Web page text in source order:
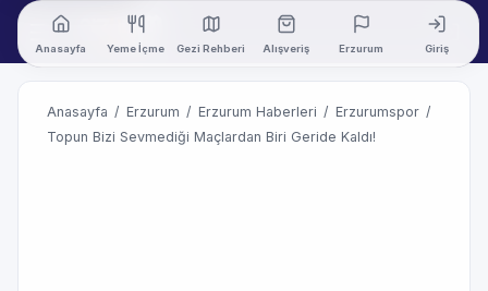
Anasayfa Yeme İçme Gezi Rehberi Alışveriş Erzurum Giriş
Anasayfa / Erzurum / Erzurum Haberleri / Erzurumspor /
Topun Bizi Sevmediği Maçlardan Biri Geride Kaldı!